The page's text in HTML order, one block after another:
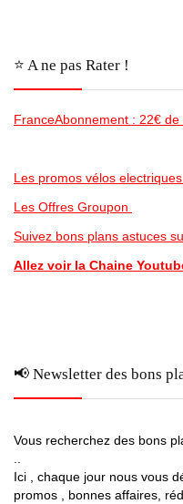
⭐️ A ne pas Rater !
FranceAbonnement : 22€
Les promos vélos
Les Offres Groupon
Suivez bons plans astuces
Allez voir la Chaine
📢 Newsletter des bons
Vous recherchez des bons
Ici , chaque jour nous vous
promos , bonnes affaires,